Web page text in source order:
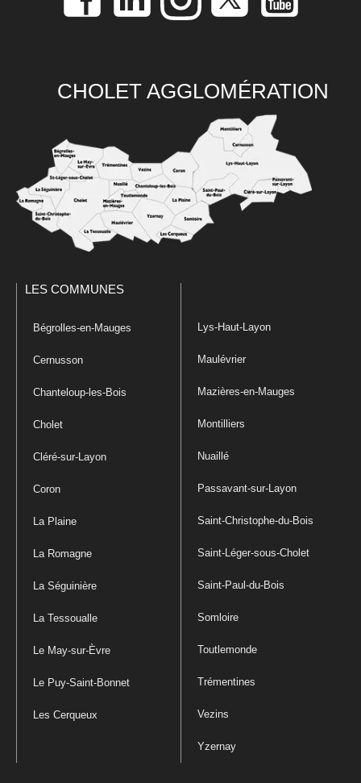
CHOLET AGGLOMÉRATION
LES COMMUNES
Bégrolles-en-Mauges
Cernusson
Chanteloup-les-Bois
Cholet
Cléré-sur-Layon
Coron
La Plaine
La Romagne
La Séguinière
La Tessoualle
Le May-sur-Èvre
Le Puy-Saint-Bonnet
Les Cerqueux
Lys-Haut-Layon
Maulévrier
Mazières-en-Mauges
Montilliers
Nuaillé
Passavant-sur-Layon
Saint-Christophe-du-Bois
Saint-Léger-sous-Cholet
Saint-Paul-du-Bois
Somloire
Toutlemonde
Trémentines
Vezins
Yzernay